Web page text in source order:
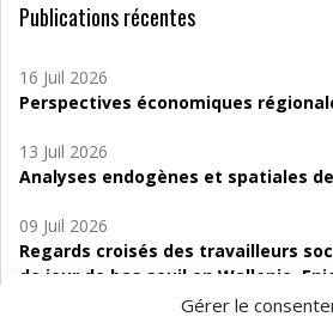
Gérer le
Publications récentes
16 Juil 2026
Perspectives économiques
13 Juil 2026
Analyses endogènes et spatiales de
09 Juil 2026
Regards croisés des travailleurs
de jour de bas seuil en Wallonie.